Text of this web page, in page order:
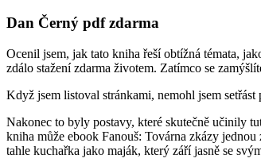
Dan Černý pdf zdarma
Ocenil jsem, jak tato kniha řeší obtížná témata,
zdálo stažení zdarma​ životem. Zatímco se
Když jsem listoval stránkami, nemohl jsem
Nakonec to byly postavy, které skutečně učinily
kniha může ebook Fanouš: Továrna zkázy
tahle kuchařka jako maják, který září jasně se